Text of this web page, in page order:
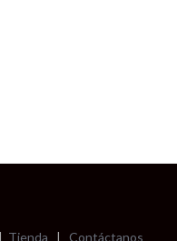
Tienda | Contáctanos